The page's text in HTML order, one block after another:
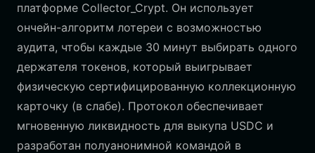
платформе Collector_Crypt. Он использует
ончейн-алгоритм лотереи с возможностью
аудита, чтобы каждые 30 минут выбирать одного
держателя токенов, который выигрывает
физическую сертифицированную коллекционную
карточку (в слабе). Протокол обеспечивает
мгновенную ликвидность для выкупа USDC и
разработан полуанонимной командой в